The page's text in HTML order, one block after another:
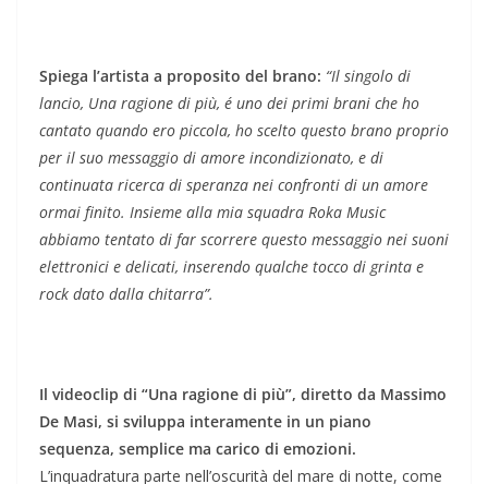
Spiega l’artista a proposito del brano: “Il singolo di
lancio, Una ragione di più, é uno dei primi brani che ho
cantato quando ero piccola, ho scelto questo brano proprio
per il suo messaggio di amore incondizionato, e di
continuata ricerca di speranza nei confronti di un amore
ormai finito. Insieme alla mia squadra Roka Music
abbiamo tentato di far scorrere questo messaggio nei suoni
elettronici e delicati, inserendo qualche tocco di grinta e
rock dato dalla chitarra”.
Il videoclip di “Una ragione di più”, diretto da Massimo
De Masi, si sviluppa interamente in un piano
sequenza, semplice ma carico di emozioni.
L’inquadratura parte nell’oscurità del mare di notte, come